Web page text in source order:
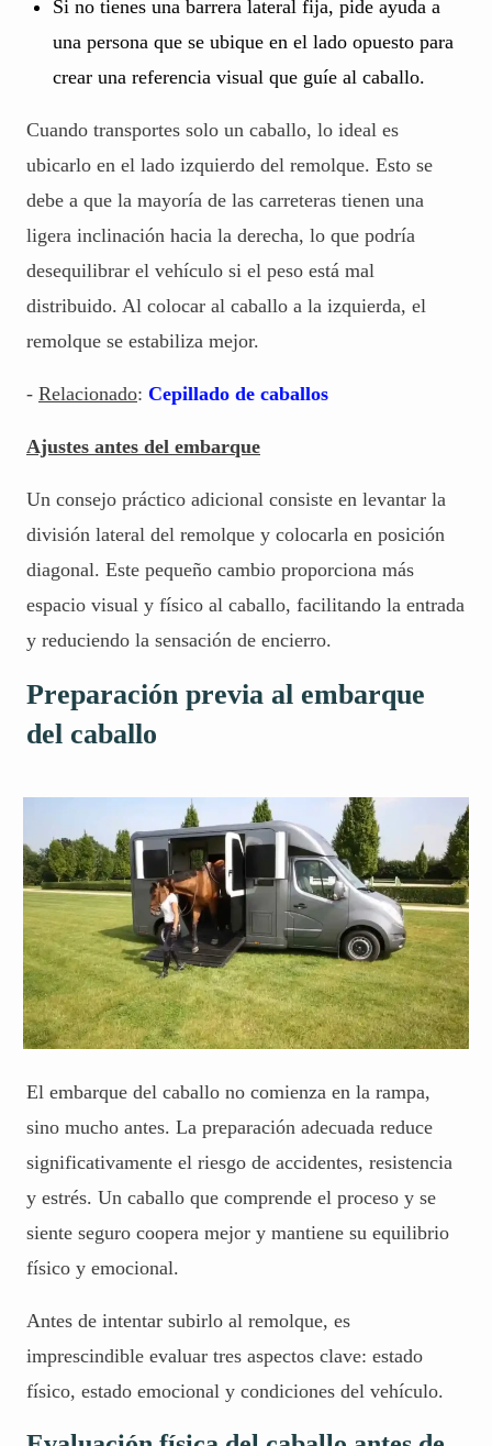
Si no tienes una barrera lateral fija, pide ayuda a
una persona que se ubique en el lado opuesto para
crear una referencia visual que guíe al caballo.
Cuando transportes solo un caballo, lo ideal es
ubicarlo en el lado izquierdo del remolque. Esto se
debe a que la mayoría de las carreteras tienen una
ligera inclinación hacia la derecha, lo que podría
desequilibrar el vehículo si el peso está mal
distribuido. Al colocar al caballo a la izquierda, el
remolque se estabiliza mejor.
- Relacionado: Cepillado de caballos
Ajustes antes del embarque
Un consejo práctico adicional consiste en levantar la
división lateral del remolque y colocarla en posición
diagonal. Este pequeño cambio proporciona más
espacio visual y físico al caballo, facilitando la entrada
y reduciendo la sensación de encierro.
Preparación previa al embarque
del caballo
El embarque del caballo no comienza en la rampa,
sino mucho antes. La preparación adecuada reduce
significativamente el riesgo de accidentes, resistencia
y estrés. Un caballo que comprende el proceso y se
siente seguro coopera mejor y mantiene su equilibrio
físico y emocional.
Antes de intentar subirlo al remolque, es
imprescindible evaluar tres aspectos clave: estado
físico, estado emocional y condiciones del vehículo.